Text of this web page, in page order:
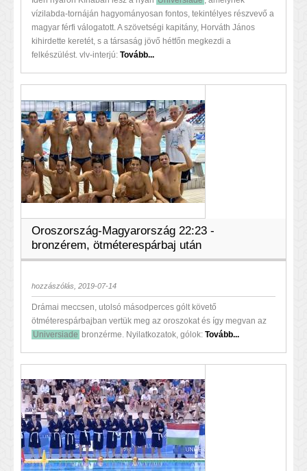
vízilabda-tornáján hagyományosan fontos, tekintélyes részvevő a
magyar férfi válogatott. A szövetségi kapitány, Horváth János
kihirdette keretét, s a társaság jövő hétfőn megkezdi a
felkészülést. vlv-interjú: Tovább...
Oroszország-Magyarország 22:23 -
bronzérem, ötméterespárbaj után
hozzászólás, 2019-07-14
Drámai meccsen, utolsó másodperces gólt követő
ötméterespárbajban vertük meg az oroszokat és így megvan az
Universiade bronzérme. Nyilatkozatok, gólok: Tovább...